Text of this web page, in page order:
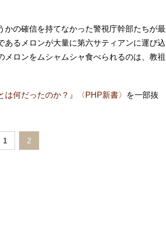
かの確信を持てなかった警視庁幹部たちが最
るメロンが大量に第六サティアンに運び込
ロンをムシャムシャ食べられるのは、教祖
は何だったのか？』〈PHP新書〉
を一部抜
1 2